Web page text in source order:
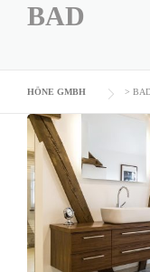
BAD
HÖNE GMBH >